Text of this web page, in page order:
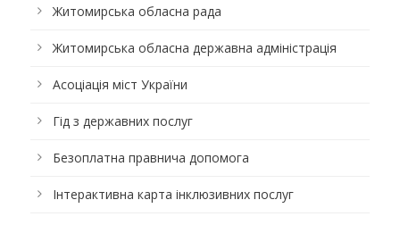
Житомирська обласна рада
Житомирська обласна державна адміністрація
Асоціація міст України
Гід з державних послуг
Безоплатна правнича допомога
Інтерактивна карта інклюзивних послуг